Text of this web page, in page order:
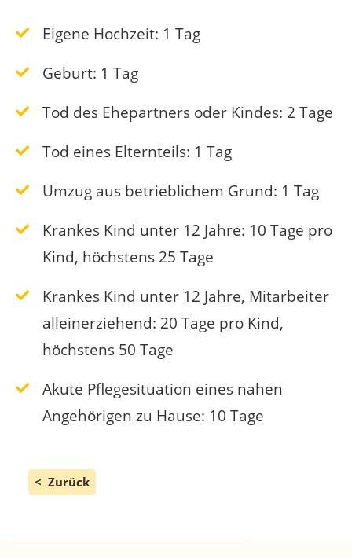
Eigene Hochzeit: 1 Tag
Geburt: 1 Tag
Tod des Ehepartners oder Kindes: 2 Tage
Tod eines Elternteils: 1 Tag
Umzug aus betrieblichem Grund: 1 Tag
Krankes Kind unter 12 Jahre: 10 Tage pro
Kind, höchstens 25 Tage
Krankes Kind unter 12 Jahre, Mitarbeiter
alleinerziehend: 20 Tage pro Kind,
höchstens 50 Tage
Akute Pflegesituation eines nahen
Angehörigen zu Hause: 10 Tage
Zurück